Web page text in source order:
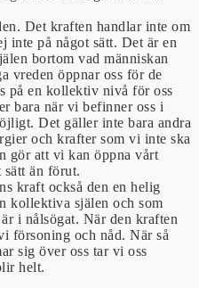
Det kraften handlar inte om
inte på något sätt. Det är en
bortom vad människan
vreden öppnar oss för de
på en kollektiv nivå för oss
bara när vi befinner oss i
Det gäller inte bara andra
och krafter som vi inte ska
gör att vi kan öppna vårt
sätt än förut.
kraft också den en helig
kollektiva själen och som
i nålsögat. När den kraften
försoning och nåd. När så
sig över oss tar vi oss
helt.